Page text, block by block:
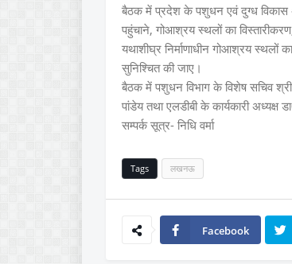
बैठक में प्रदेश के पशुधन एवं दुग्ध विकास
पहुंचाने, गोआश्रय स्थलों का
यथाशीघ्र निर्माणाधीन गोआश्रय स्थलों
सुनिश्चित की जाए।
बैठक में पशुधन विभाग के विशेष सचिव
पांडेय तथा एलडीबी के कार्यकारी अध्यक्ष
सम्पर्क सूत्र- निधि वर्मा
Tags लखनऊ
Facebook